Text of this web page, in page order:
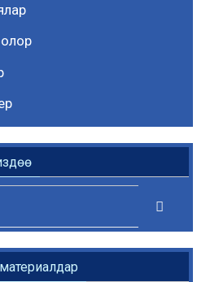
Search